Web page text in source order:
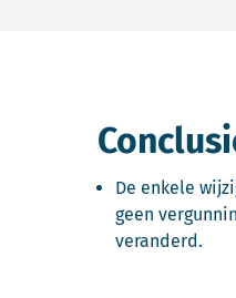
De enkele
geen
veranderd.